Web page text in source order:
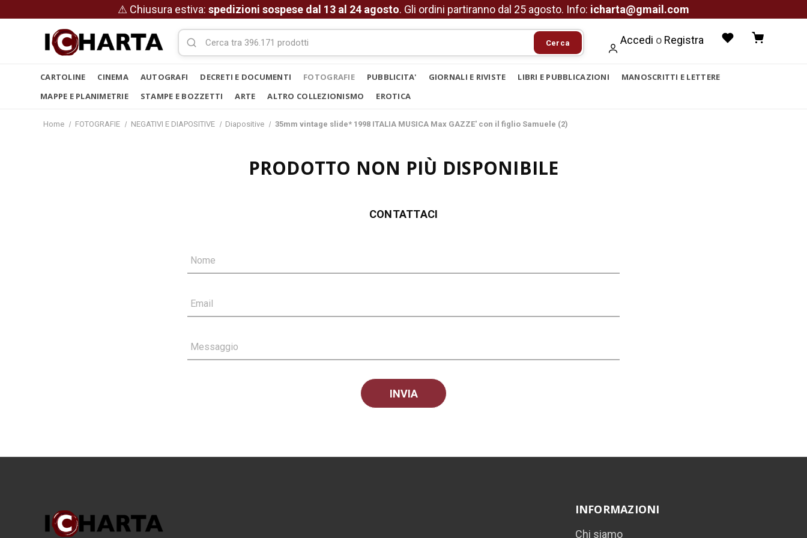
⚠ Chiusura estiva: spedizioni sospese dal 13 al 24 agosto. Gli ordini partiranno dal 25 agosto. Info: icharta@gmail.com
Cerca Accedi o Registra
CARTOLINE CINEMA AUTOGRAFI DECRETI E DOCUMENTI FOTOGRAFIE PUBBLICITA' GIORNALI E RIVISTE LIBRI E PUBBLICAZIONI
MANOSCRITTI E LETTERE
MAPPE E PLANIMETRIE
STAMPE E BOZZETTI ARTE ALTRO COLLEZIONISMO EROTICA
Home FOTOGRAFIE NEGATIVI E DIAPOSITIVE Diapositive 35mm vintage slide* 1998 ITALIA MUSICA Max GAZZE' con il figlio Samuele (2)
PRODOTTO NON PIÙ DISPONIBILE
CONTATTACI
Nome
Email
Messaggio
INFORMAZIONI
Chi siamo